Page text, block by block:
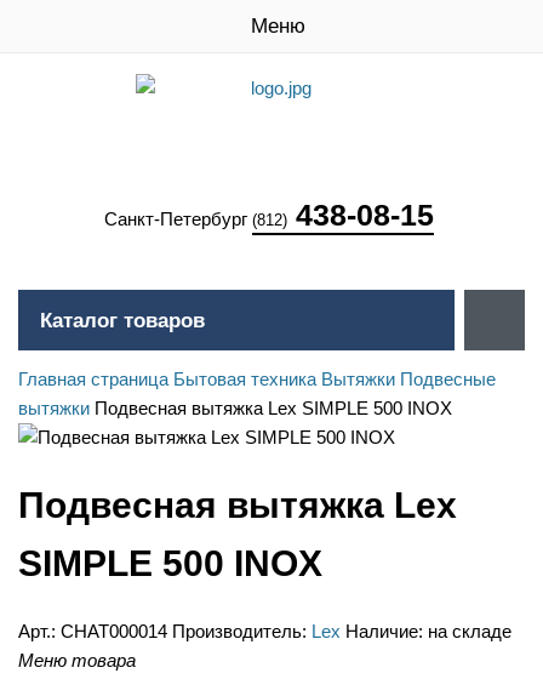
Меню
Санкт-Петербург (812) 438-08-15
Каталог товаров
Главная страница Бытовая техника Вытяжки Подвесные
вытяжки Подвесная вытяжка Lex SIMPLE 500 INOX
Подвесная вытяжка Lex
SIMPLE 500 INOX
Арт.: CHAT000014 Производитель: Lex Наличие: на складе
Меню товара